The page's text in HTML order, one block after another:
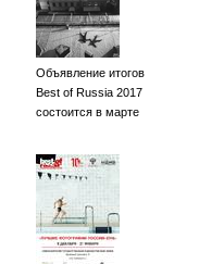
Объявление итогов
Best of Russia 2017
состоится в марте